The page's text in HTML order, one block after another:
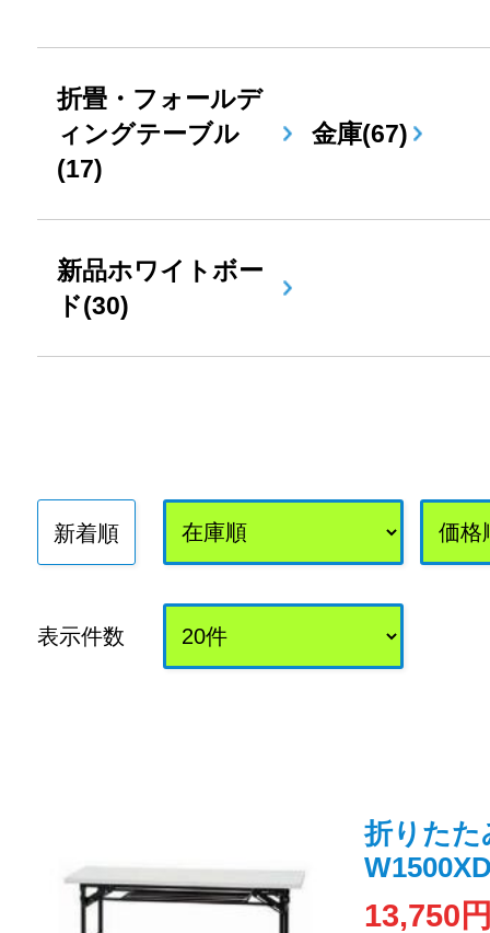
折畳・フォールデ
ィングテーブル
(17)
金庫(67)
新品ホワイトボー
ド(30)
新着順
表示件数
折りたた
13,750